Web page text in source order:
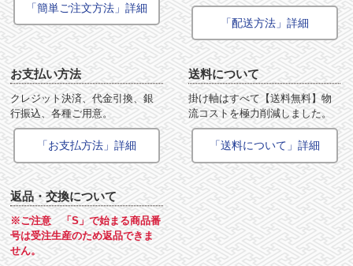
「簡単ご注文方法」詳細
「配送方法」詳細
お支払い方法
クレジット決済、代金引換、銀
行振込、各種ご用意。
「お支払方法」詳細
送料について
掛け軸はすべて【送料無料】物
流コストを極力削減しました。
「送料について」詳細
返品・交換について
※ご注意 「S」で始まる商品番
号は受注生産のため返品できま
せん。